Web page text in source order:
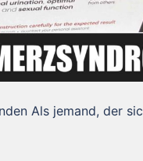
Als jemand, der